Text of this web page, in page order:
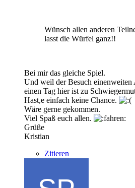
Wünsch allen anderen
lasst die Würfel ganz!!
Bei mir das gleiche Spiel.
Und weil der Besuch
einen Tag hier ist zu
Hast,e einfach keine Chance.
Wäre gerne gekommen.
Viel Spaß euch allen.
Grüße
Kristian
Zitieren